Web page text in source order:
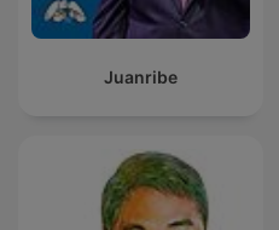
Juanribe